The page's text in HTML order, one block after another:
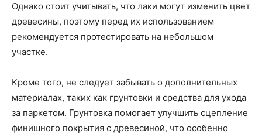
Однако стоит учитывать, что лаки могут изменить цвет
древесины, поэтому перед их использованием
рекомендуется протестировать на небольшом
участке.
Кроме того, не следует забывать о дополнительных
материалах, таких как грунтовки и средства для ухода
за паркетом. Грунтовка помогает улучшить сцепление
финишного покрытия с древесиной, что особенно